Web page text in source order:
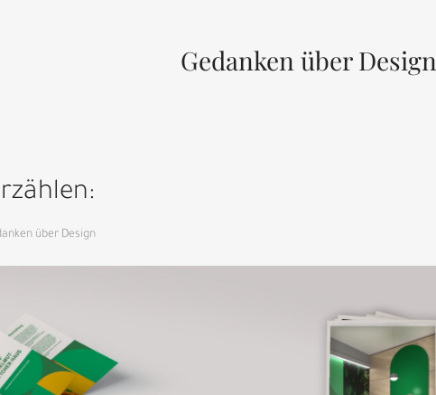
Gedanken über Design
über Design